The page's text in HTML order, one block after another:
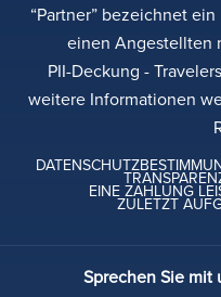
“Partner” bezeichnet
einen Angestellten
PII-Deckung -
weitere Informationen
EINE ZAHLUNG
ZULETZT
Sprechen Sie mit